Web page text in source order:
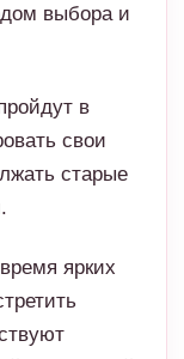
старые
ярких
на новый
и
из-за